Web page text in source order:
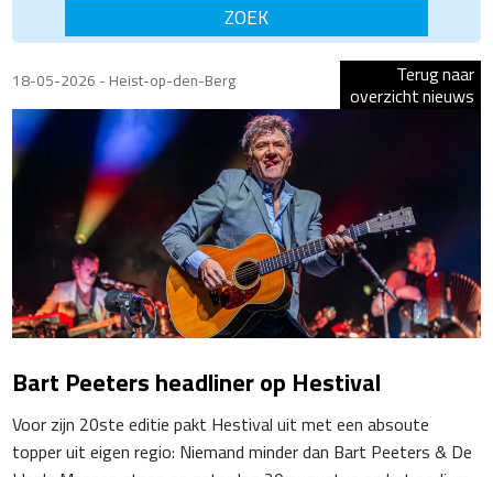
18-05-2026 - Heist-op-den-Berg
Terug naar
overzicht nieuws
Bart Peeters headliner op Hestival
Voor zijn 20ste editie pakt Hestival uit met een absoute
topper uit eigen regio: Niemand minder dan Bart Peeters & De